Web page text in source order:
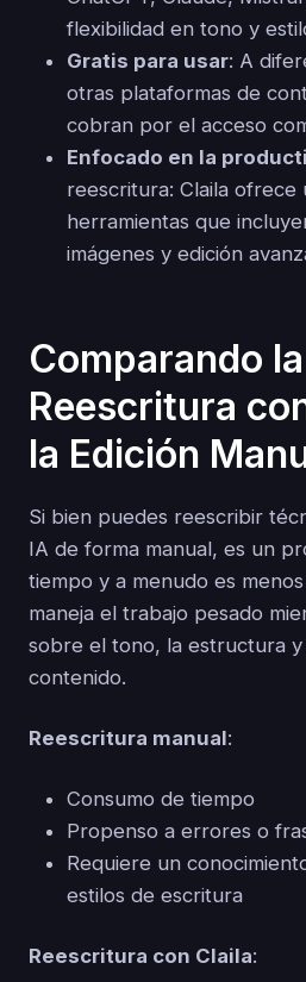
flexibilidad en tono y
Gratis para usar: A
otras plataformas de
cobran por el acceso
Enfocado en la
reescritura: Claila ofrece
herramientas que
imágenes y edición
Comparando la
Reescritura
la Edición
Si bien puedes reescribir
IA de forma manual, es un
tiempo y a menudo es
maneja el trabajo pesado
sobre el tono, la estructura y
contenido.
Reescritura manual:
Consumo de tiempo
Propenso a errores o
Requiere un
estilos de escritura
Reescritura con Claila: